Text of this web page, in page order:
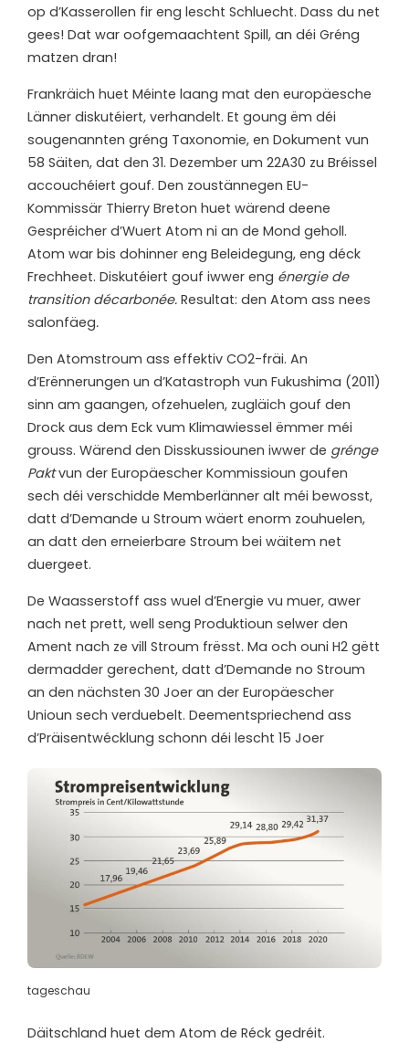
op d’Kasserollen fir eng lescht Schluecht. Dass du net
gees! Dat war oofgemaachtent Spill, an déi Gréng
matzen dran!
Frankräich huet Méinte laang mat den europäesche
Länner diskutéiert, verhandelt. Et goung ëm déi
sougenannten gréng Taxonomie, en Dokument vun
58 Säiten, dat den 31. Dezember um 22A30 zu Bréissel
accouchéiert gouf. Den zoustännegen EU-
Kommissär Thierry Breton huet wärend deene
Gespréicher d’Wuert Atom ni an de Mond geholl.
Atom war bis dohinner eng Beleidegung, eng déck
Frechheet. Diskutéiert gouf iwwer eng énergie de
transition décarbonée. Resultat: den Atom ass nees
salonfäeg.
Den Atomstroum ass effektiv CO2-fräi. An
d’Erënnerungen un d’Katastroph vun Fukushima (2011)
sinn am gaangen, ofzehuelen, zugläich gouf den
Drock aus dem Eck vum Klimawiessel ëmmer méi
grouss. Wärend den Disskussiounen iwwer de grénge
Paktvun der Europäescher Kommissioun goufen
sech déi verschidde Memberlänner alt méi bewosst,
datt d’Demande u Stroum wäert enorm zouhuelen,
an datt den erneierbare Stroum bei wäitem net
duergeet.
De Waasserstoff ass wuel d’Energie vu muer, awer
nach net prett, well seng Produktioun selwer den
Ament nach ze vill Stroum frësst. Ma och ouni H2 gëtt
dermadder gerechent, datt d’Demande no Stroum
an den nächsten 30 Joer an der Europäescher
Unioun sech verduebelt. Deementspriechend ass
d’Präisentwécklung schonn déi lescht 15 Joer
tageschau
Däitschland huet dem Atom de Réck gedréit.